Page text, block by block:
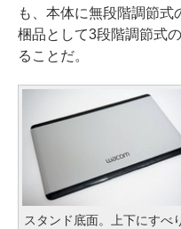
も、本体に無段階調節式
梱品として3段階調節式
ることだ。
スタンド底面。上下にすべ